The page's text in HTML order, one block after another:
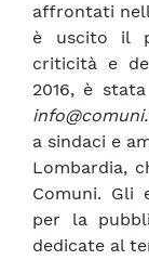
affrontati
è uscito il
criticità e
2016, è
a sindaci e
Lombardia,
Comuni. Gli
per la
dedicate al